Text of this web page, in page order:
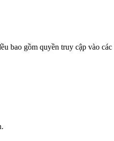
bao gồm quyền truy cập vào